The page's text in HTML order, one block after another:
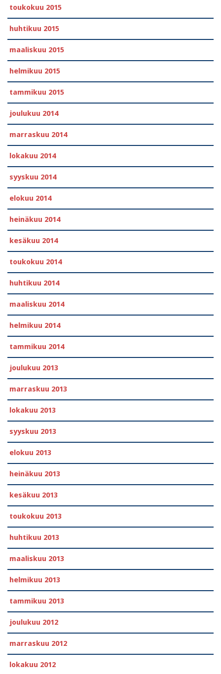
toukokuu 2015
huhtikuu 2015
maaliskuu 2015
helmikuu 2015
tammikuu 2015
joulukuu 2014
marraskuu 2014
lokakuu 2014
syyskuu 2014
elokuu 2014
heinäkuu 2014
kesäkuu 2014
toukokuu 2014
huhtikuu 2014
maaliskuu 2014
helmikuu 2014
tammikuu 2014
joulukuu 2013
marraskuu 2013
lokakuu 2013
syyskuu 2013
elokuu 2013
heinäkuu 2013
kesäkuu 2013
toukokuu 2013
huhtikuu 2013
maaliskuu 2013
helmikuu 2013
tammikuu 2013
joulukuu 2012
marraskuu 2012
lokakuu 2012